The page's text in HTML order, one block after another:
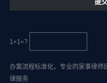
1+1=?
办案流程标准化，专业的家事律师
律服务